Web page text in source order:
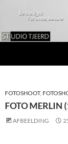
INHOUD
FOTOSHOOT,
FOTO MERLIN
AFBEELDING